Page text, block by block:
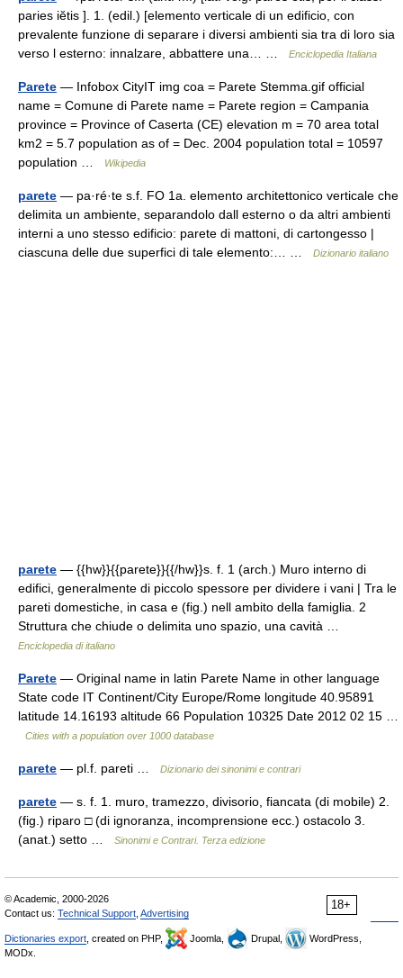
paries iĕtis ]. 1. (edil.) [elemento verticale di un edificio, con
prevalente funzione di separare i diversi ambienti sia tra di loro sia
verso l esterno: innalzare, abbattere una… …
Enciclopedia Italiana
Parete — Infobox CityIT img coa = Parete Stemma.gif official
name = Comune di Parete name = Parete region = Campania
province = Province of Caserta (CE) elevation m = 70 area total
km2 = 5.7 population as of = Dec. 2004 population total = 10597
population …
Wikipedia
parete — pa·ré·te s.f. FO 1a. elemento architettonico verticale che
delimita un ambiente, separandolo dall esterno o da altri ambienti
interni a uno stesso edificio: parete di mattoni, di cartongesso |
ciascuna delle due superfici di tale elemento:… …
Dizionario italiano
parete — {{hw}}{{parete}}{{/hw}}s. f. 1 (arch.) Muro interno di
edifici, generalmente di piccolo spessore per dividere i vani | Tra le
pareti domestiche, in casa e (fig.) nell ambito della famiglia. 2
Struttura che chiude o delimita uno spazio, una cavità …
Enciclopedia di italiano
Parete — Original name in latin Parete Name in other language
State code IT Continent/City Europe/Rome longitude 40.95891
latitude 14.16193 altitude 66 Population 10325 Date 2012 02 15 …
Cities with a population over 1000 database
parete — pl.f. pareti … Dizionario dei sinonimi e contrari
parete — s. f. 1. muro, tramezzo, divisorio, fiancata (di mobile) 2.
(fig.) riparo □ (di ignoranza, incomprensione ecc.) ostacolo 3.
(anat.) setto …
Sinonimi e Contrari. Terza edizione
18+
© Academic, 2000-2026
Contact us: Technical Support Advertising
Dictionaries export , created on PHP, Joomla, Drupal,
WordPress,
MODx.